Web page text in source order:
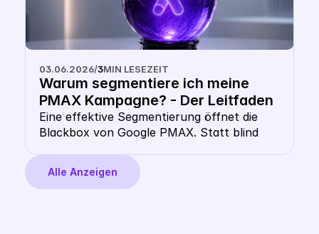
03.06.2026/3MIN LESEZEIT
Warum segmentiere ich meine
PMAX Kampagne? - Der Leitfaden
für multidimensionale Google
PMAX Segmentierung in 2026
Eine effektive Segmentierung öffnet die
Blackbox von Google PMAX. Statt blind
steuerst du deine Kampagnen über
multidimensionale Daten. Dieser Leitfaden
Alle Anzeigen